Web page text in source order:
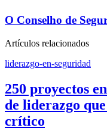
O Conselho de
Artículos relacionados
liderazgo-en-seguridad
250 proyectos
de liderazgo
crítico